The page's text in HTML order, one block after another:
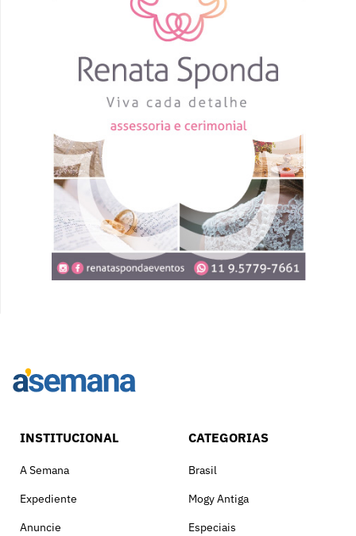
INSTITUCIONAL
A Semana
Expediente
Anuncie
CATEGORIAS
Brasil
Mogy Antiga
Especiais